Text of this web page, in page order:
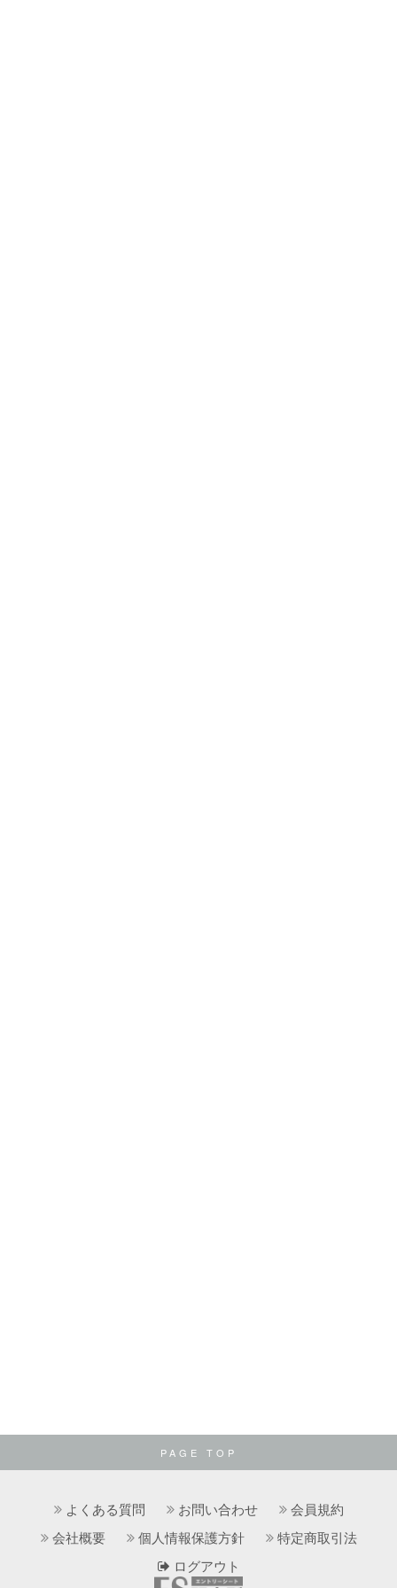
PAGE TOP
よくある質問 お問い合わせ
会員規約
会社概要
個人情報保護方針
特定商取引法
ログアウト